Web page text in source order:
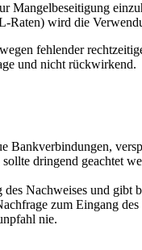
Mangelbeseitigung
wird die
fehlender
und nicht rückwirkend.
Bankverbindungen,
dringend geachtet
Nachweises und gibt
zum Eingang
nie.